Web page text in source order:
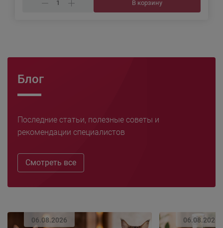
В корзину
Блог
Последние статьи, полезные советы и
рекомендации специалистов
Смотреть все
06.08.2026 06.08.2026